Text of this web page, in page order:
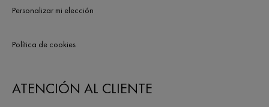
Personalizar mi elección
Política de cookies
ATENCIÓN AL CLIENTE